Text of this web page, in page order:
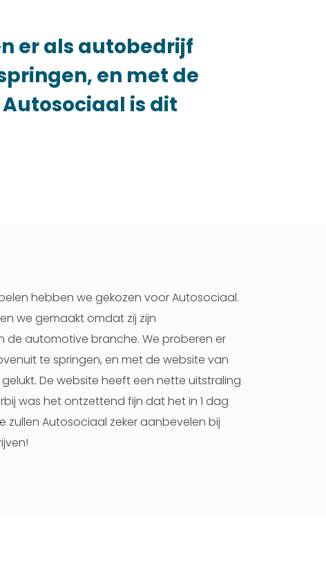
er als autobedrijf
en met de
is dit
hebben we gekozen voor Autosociaal.
we gemaakt omdat zij zijn
de automotive branche. We proberen er
te springen, en met de website van
De website heeft een nette uitstraling
was het ontzettend fijn dat het in 1 dag
zullen Autosociaal zeker aanbevelen bij